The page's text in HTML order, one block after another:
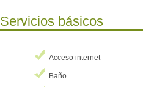
Servicios básicos
Acceso internet
Baño